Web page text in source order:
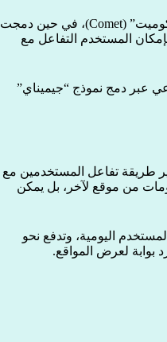
شركة “Perplexity” تعمل بدورها على متصفح ذكاء اصطناعي يُدعى “كوميت” (Comet)، في حين دمجت
المستخدم التفاعل مع
عبر دمج نموذج “جيميناي”
طريقة تفاعل المستخدمين مع
من موقع لآخر، بل يمكن
اليومية، وتدفع نحو
بوابة لعرض المواقع.